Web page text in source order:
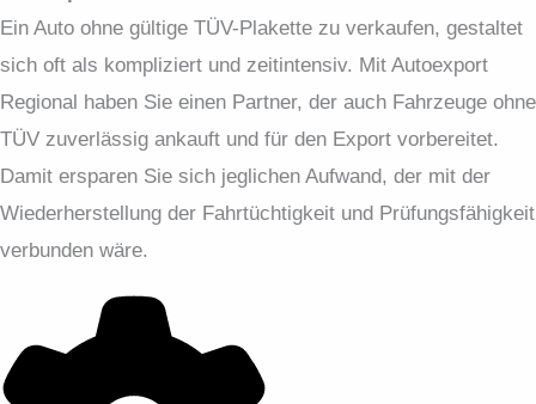
Ein Auto ohne gültige TÜV-Plakette zu verkaufen, gestaltet
sich oft als kompliziert und zeitintensiv. Mit Autoexport
Regional haben Sie einen Partner, der auch Fahrzeuge ohne
TÜV zuverlässig ankauft und für den Export vorbereitet.
Damit ersparen Sie sich jeglichen Aufwand, der mit der
Wiederherstellung der Fahrtüchtigkeit und Prüfungsfähigkeit
verbunden wäre.